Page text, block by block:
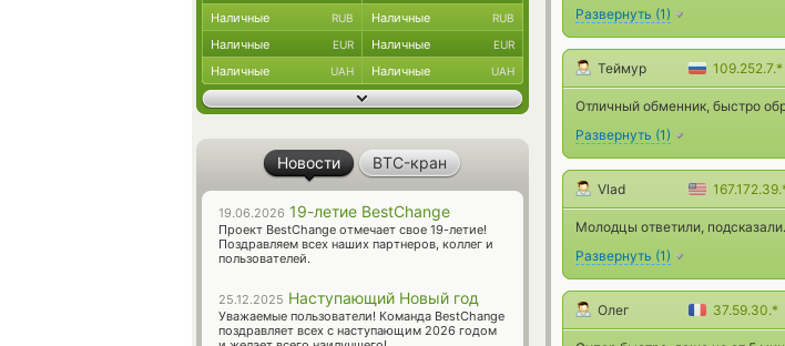
Развернуть (1)
Теймур 109.252.7.*
Отличный обменник, быстро
Развернуть (1)
Vlad
Молодцы ответили, подсказали.
Развернуть (1)
Олег 37.59.30.*
Наличные RUB Наличные RUB
Наличные EUR Наличные EUR
Наличные UAH Наличные UAH
Новости BTC-кран
19.06.2026 19-летие BestChange
Проект BestChange отмечает свое 19-летие!
Поздравляем всех наших партнеров, коллег и
пользователей.
25.12.2025 Наступающий Новый год
Уважаемые пользователи! Команда BestChange
поздравляет всех с наступающим 2026 годом